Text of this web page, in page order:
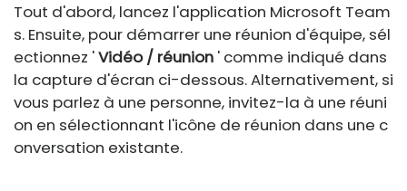
Tout d'abord, lancez l'application Microsoft Team
s. Ensuite, pour démarrer une réunion d'équipe, sél
ectionnez 'Vidéo / réunion ' comme indiqué dans
la capture d'écran ci-dessous. Alternativement, si
vous parlez à une personne, invitez-la à une réuni
on en sélectionnant l'icône de réunion dans une c
onversation existante.